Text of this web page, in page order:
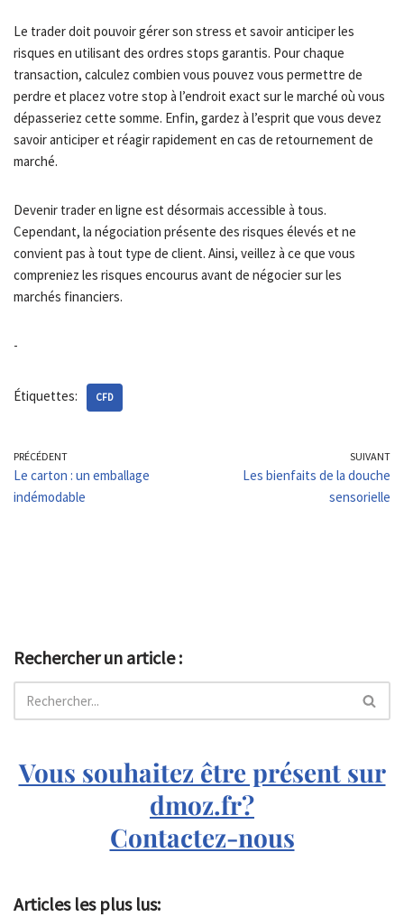
Le trader doit pouvoir gérer son stress et savoir anticiper les
risques en utilisant des ordres stops garantis. Pour chaque
transaction, calculez combien vous pouvez vous permettre de
perdre et placez votre stop à l’endroit exact sur le marché où vous
dépasseriez cette somme. Enfin, gardez à l’esprit que vous devez
savoir anticiper et réagir rapidement en cas de retournement de
marché.
Devenir trader en ligne est désormais accessible à tous.
Cependant, la négociation présente des risques élevés et ne
convient pas à tout type de client. Ainsi, veillez à ce que vous
compreniez les risques encourus avant de négocier sur les
marchés financiers.
-
Étiquettes: CFD
PRÉCÉDENT
Le carton : un emballage
indémodable
SUIVANT
Les bienfaits de la douche
sensorielle
Rechercher un article :
Vous souhaitez être présent sur
dmoz.fr?
Contactez-nous
Articles les plus lus: